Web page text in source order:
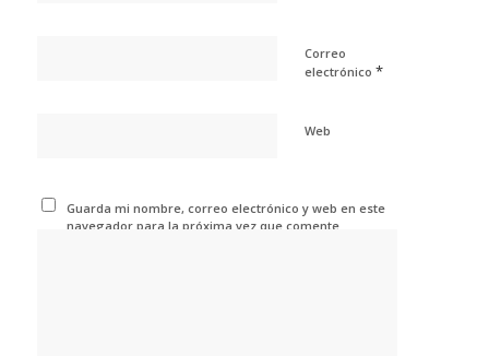
Correo
electrónico *
Web
Guarda mi nombre, correo electrónico y web en este
navegador para la próxima vez que comente.